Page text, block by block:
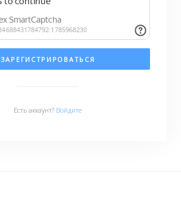
ЗАРЕГИСТРИРОВАТЬСЯ
Есть аккаунт? Войдите